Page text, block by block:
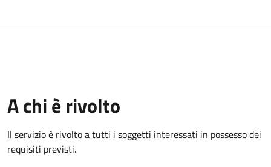
A chi è rivolto
Il servizio è rivolto a tutti i soggetti interessati in possesso dei
requisiti previsti.